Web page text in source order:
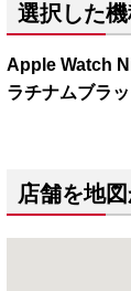
選択した
Apple Watch
ラチナムブラ
店舗を地